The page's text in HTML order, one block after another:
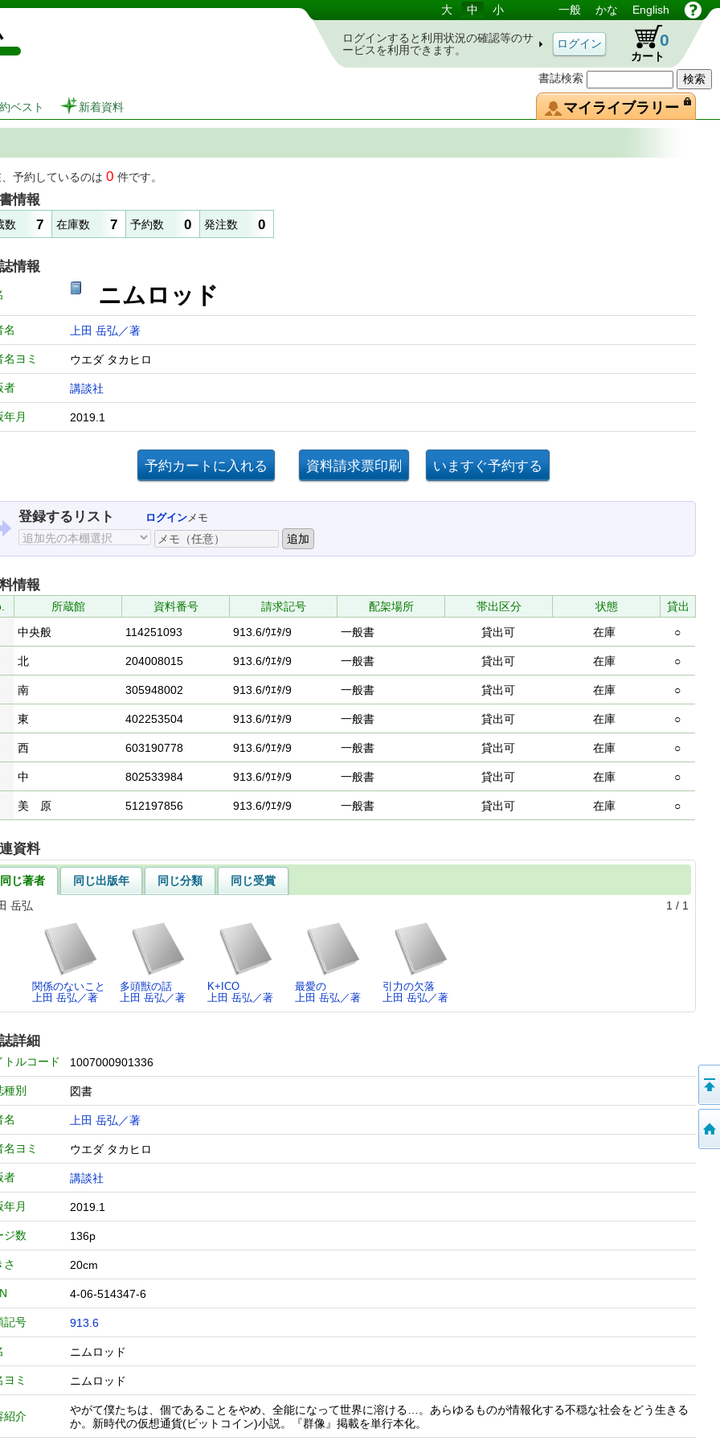
図書館 蔵書検索・予約システム
書誌検索
大 中 小 一般 かな English
ログインすると利用状況の確認等のサ
ービスを利用できます。
カート
0
ベスト 新着資料 マイライブラリー
予約しているのは 0 件です。
情報
数 7 在庫数 7 予約数 0 発注数 0
情報
ニムロッド
名 上田 岳弘／著
名ヨミ ウエダ タカヒロ
者 講談社
年月 2019.1
登録するリスト ログインメモ
情報
所蔵館 資料番号 請求記号 配架場所 帯出区分 状態
貸出
中央般 114251093 913.6/ｳｴﾀ/9 一般書 貸出可 在庫 ○
北 204008015 913.6/ｳｴﾀ/9 一般書 貸出可 在庫 ○
南 305948002 913.6/ｳｴﾀ/9 一般書 貸出可 在庫 ○
東 402253504 913.6/ｳｴﾀ/9 一般書 貸出可 在庫 ○
西 603190778 913.6/ｳｴﾀ/9 一般書 貸出可 在庫 ○
中 802533984 913.6/ｳｴﾀ/9 一般書 貸出可 在庫 ○
美 原 512197856 913.6/ｳｴﾀ/9 一般書 貸出可 在庫 ○
資料
同じ著者 同じ出版年 同じ分類
同じ受賞
岳弘
1 / 1
関係のないこと
上田 岳弘／著
多頭獣の話
上田 岳弘／著
K+ICO
上田 岳弘／著
最愛の
上田 岳弘／著
引力の欠落
上田 岳弘／著
詳細
トルコード 1007000901336
種別 図書
名 上田 岳弘／著
名ヨミ ウエダ タカヒロ
者 講談社
年月 2019.1
ジ数 136p
さ 20cm
4-06-514347-6
記号 913.6
ニムロッド
ヨミ ニムロッド
紹介
やがて僕たちは、個であることをやめ、全能になって世界に溶ける…。あらゆるものが情報化する不穏な社会をどう生きる
か。新時代の仮想通貨(ビットコイン)小説。『群像』掲載を単行本化。